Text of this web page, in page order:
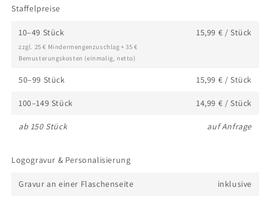
Staffelpreise
10–49 Stück
zzgl. 25 € Mindermengenzuschlag + 35 €
Bemusterungskosten (einmalig, netto)
15,99 € / Stück
50–99 Stück 15,99 € / Stück
100–149 Stück 14,99 € / Stück
ab 150 Stück auf Anfrage
Logogravur & Personalisierung
Gravur an einer Flaschenseite inklusive
oder
personalisieren?